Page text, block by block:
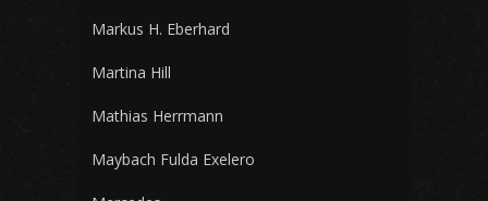
Markus H. Eberhard
Martina Hill
Mathias Herrmann
Maybach Fulda Exelero